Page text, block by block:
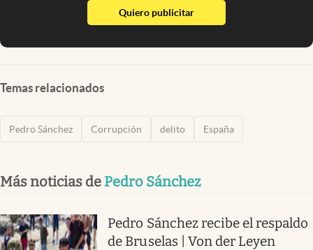
Quiero publicitarabre en nueva pestaña
Temas relacionados
Pedro Sánchez Corrupción delito España
Más noticias de Pedro Sánchez
Pedro Sánchez recibe el respaldo
de Bruselas | Von der Leyen